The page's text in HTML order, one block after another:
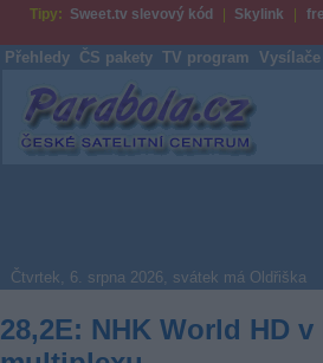
Tipy: Sweet.tv slevový kód Skylink
Přehledy ČS pakety TV program Vysílače
Parabola.cz
Čtvrtek, 6. srpna 2026, svátek má Oldřiška
28,2E: NHK World HD v